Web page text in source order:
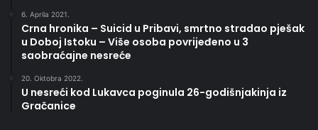
6. Aprila 2021.
Crna hronika – Suicid u Pribavi, smrtno stradao pješak
u Doboj Istoku – Više osoba povrijeđeno u 3
saobraćajne nesreće
20. Oktobra 2022.
U nesreći kod Lukavca poginula 26-godišnjakinja iz
Gračanice